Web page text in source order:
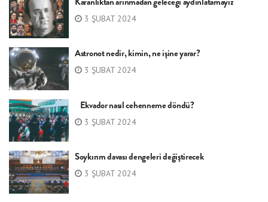
3 ŞUBAT 2024
Astronot nedir, kimin, ne işine yarar?
3 ŞUBAT 2024
Ekvador nasıl cehenneme döndü?
3 ŞUBAT 2024
Soykırım davası dengeleri değiştirecek
3 ŞUBAT 2024